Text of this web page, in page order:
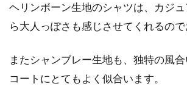
ドアップして...
チェスターコート
ーディネートはど
ヘリンボーン生地のシャツは、カジ
ら大人っぽさも感じさせてくれるので
またシャンブレー生地も、独特の風
コートにとてもよく似合います。